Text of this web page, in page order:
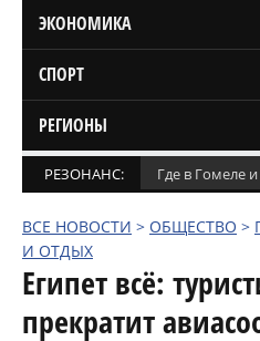
ЭКОНОМИКА
СПОРТ
РЕГИОНЫ
РЕЗОНАНС: Где в Гомеле
ВСЕ НОВОСТИ > ОБЩЕСТВО >
И ОТДЫХ
Египет всё:
прекратит